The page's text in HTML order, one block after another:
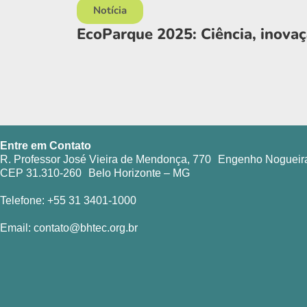
Notícia
EcoParque 2025: Ciência,
Entre em Contato
R. Professor José Vieira de Mendonça, 770 Engenho
CEP 31.310-260 Belo Horizonte – MG
Telefone: +55 31 3401-1000
Email: contato@bhtec.org.br